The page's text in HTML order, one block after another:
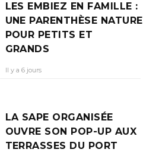
LES EMBIEZ EN FAMILLE :
UNE PARENTHÈSE NATURE
POUR PETITS ET
GRANDS
Il y a 6 jours
LA SAPE ORGANISÉE
OUVRE SON POP-UP AUX
TERRASSES DU PORT